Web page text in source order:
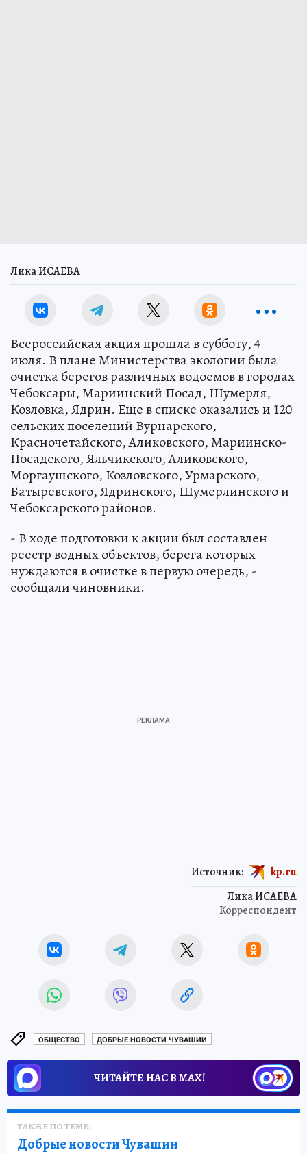
Лика ИСАЕВА
Всероссийская акция прошла в субботу, 4
июля. В плане Министерства экологии была
очистка берегов различных водоемов в городах
Чебоксары, Мариинский Посад, Шумерля,
Козловка, Ядрин. Еще в списке оказались и 120
сельских поселений Вурнарского,
Красночетайского, Аликовского, Мариинско-
Посадского, Яльчикского, Аликовского,
Моргаушского, Козловского, Урмарского,
Батыревского, Ядринского, Шумерлинского и
Чебоксарского районов.
- В ходе подготовки к акции был составлен
реестр водных объектов, берега которых
нуждаются в очистке в первую очередь, -
сообщали чиновники.
Лика ИСАЕВА
Корреспондент
Источник: kp.ru
ОБЩЕСТВО ДОБРЫЕ НОВОСТИ ЧУВАШИИ
ЧИТАЙТЕ НАС В МАХ!
ТАКЖЕ ПО ТЕМЕ:
Добрые новости Чувашии